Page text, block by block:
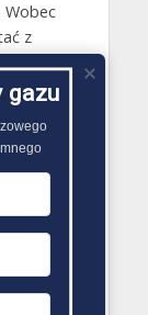
Wobec
z
powstają
w
gazu